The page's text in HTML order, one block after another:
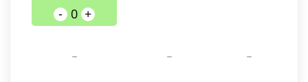
- 0 +
- -
-